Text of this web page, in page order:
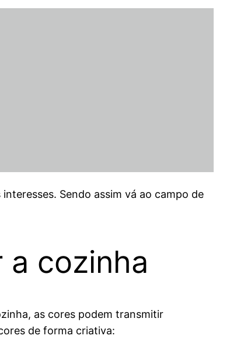
Sendo assim vá ao campo de
a cozinha
as cores podem transmitir
de forma criativa: